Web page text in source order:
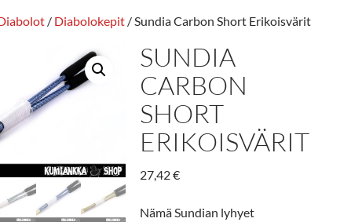
/ Diabolokepit / Sundia Carbon Short Erikoisvärit
SUNDIA
CARBON
SHORT
ERIKOISVÄRIT
27,42€
Nämä Sundian lyhyet